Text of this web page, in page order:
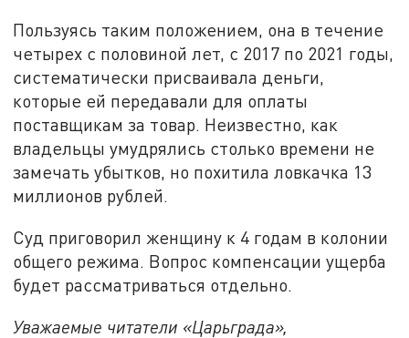
Пользуясь таким положением, она в течение
четырех с половиной лет, с 2017 по 2021 годы,
систематически присваивала деньги,
которые ей передавали для оплаты
поставщикам за товар. Неизвестно, как
владельцы умудрялись столько времени не
замечать убытков, но похитила ловкачка 13
миллионов рублей.
Суд приговорил женщину к 4 годам в колонии
общего режима. Вопрос компенсации ущерба
будет рассматриваться отдельно.
Уважаемые читатели «Царьграда»,